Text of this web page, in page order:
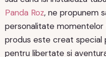
Panda Roz, ne propunem
personalitate
produs este creat special
pentru libertate si